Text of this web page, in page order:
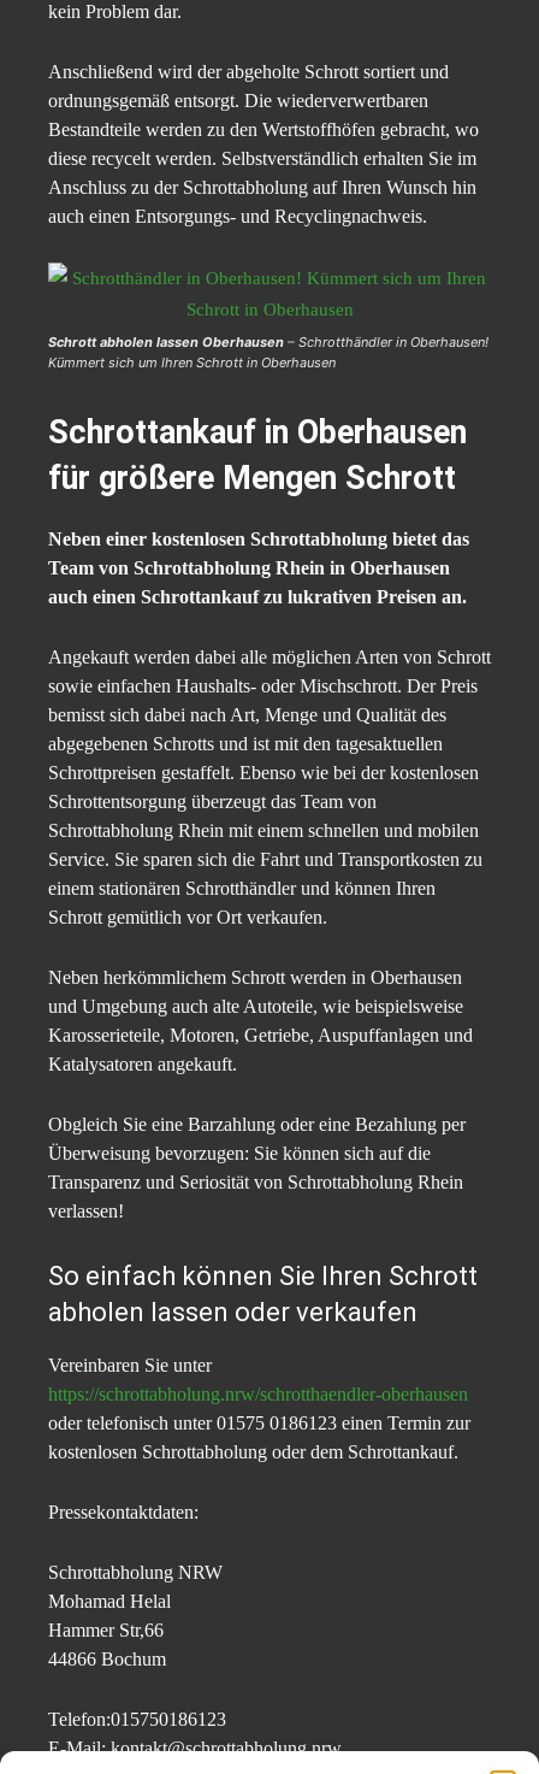
kein Problem dar.
Anschließend wird der abgeholte Schrott sortiert und
ordnungsgemäß entsorgt. Die wiederverwertbaren
Bestandteile werden zu den Wertstoffhöfen gebracht, wo
diese recycelt werden. Selbstverständlich erhalten Sie im
Anschluss zu der Schrottabholung auf Ihren Wunsch hin
auch einen Entsorgungs- und Recyclingnachweis.
Schrott abholen lassen Oberhausen – Schrotthändler in Oberhausen!
Kümmert sich um Ihren Schrott in Oberhausen
Schrottankauf in Oberhausen
für größere Mengen Schrott
Neben einer kostenlosen Schrottabholung bietet das
Team von Schrottabholung Rhein in Oberhausen
auch einen Schrottankauf zu lukrativen Preisen an.
Angekauft werden dabei alle möglichen Arten von Schrott
sowie einfachen Haushalts- oder Mischschrott. Der Preis
bemisst sich dabei nach Art, Menge und Qualität des
abgegebenen Schrotts und ist mit den tagesaktuellen
Schrottpreisen gestaffelt. Ebenso wie bei der kostenlosen
Schrottentsorgung überzeugt das Team von
Schrottabholung Rhein mit einem schnellen und mobilen
Service. Sie sparen sich die Fahrt und Transportkosten zu
einem stationären Schrotthändler und können Ihren
Schrott gemütlich vor Ort verkaufen.
Neben herkömmlichem Schrott werden in Oberhausen
und Umgebung auch alte Autoteile, wie beispielsweise
Karosserieteile, Motoren, Getriebe, Auspuffanlagen und
Katalysatoren angekauft.
Obgleich Sie eine Barzahlung oder eine Bezahlung per
Überweisung bevorzugen: Sie können sich auf die
Transparenz und Seriosität von Schrottabholung Rhein
verlassen!
So einfach können Sie Ihren Schrott
abholen lassen oder verkaufen
Vereinbaren Sie unter
https://schrottabholung.nrw/schrotthaendler-oberhausen
oder telefonisch unter 01575 0186123 einen Termin zur
kostenlosen Schrottabholung oder dem Schrottankauf.
Pressekontaktdaten:
Schrottabholung NRW
Mohamad Helal
Hammer Str,66
44866 Bochum
Telefon:015750186123
E-Mail: kontakt@schrottabholung.nrw